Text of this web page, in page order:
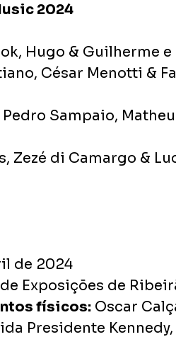
2024
Hugo & Guilherme e
César Menotti &
Sampaio,
Zezé di Camargo &
de 2024
Exposições de
físicos: Oscar
Presidente